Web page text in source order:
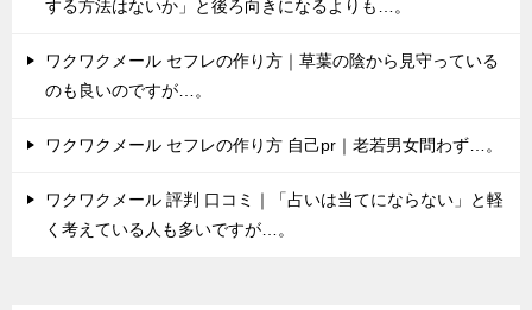
する方法はないか」と後ろ向きになるよりも…。
ワクワクメール セフレの作り方｜草葉の陰から見守っている
のも良いのですが…。
ワクワクメール セフレの作り方 自己pr｜老若男女問わず…。
ワクワクメール 評判 口コミ｜「占いは当てにならない」と軽
く考えている人も多いですが…。